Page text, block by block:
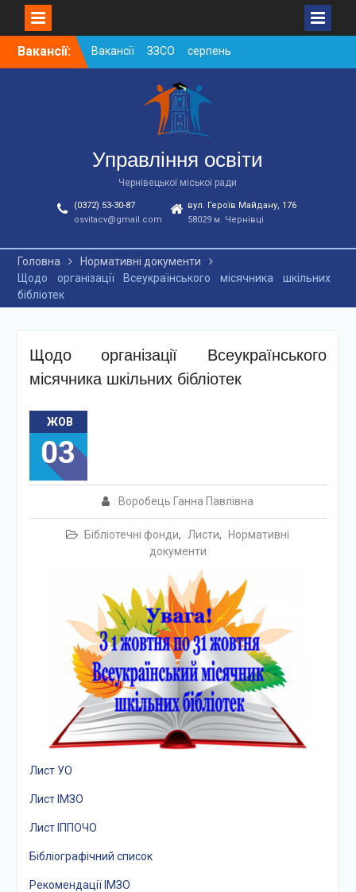
SkipВакансії:
Вакансії ЗЗСО серпень
2026
Вакансії ЗЗСО червень
Вакансії у ЗДО та
дошкільних підрозділах
ЗЗСО станом на
01.08.2026 р.
Управління освіти
Чернівецької міської ради
(0372) 53-30-87
osvitacv@gmail.com
вул. Героїв Майдану, 176
58029 м. Чернівці
Головна
Нормативні документи
Щодо організації Всеукраїнського місячника шкільних
бібліотек
Щодо організації Всеукраїнського
місячника шкільних бібліотек
ЖОВ
03
Воробець Ганна Павлівна
Бібліотечні фонди, Листи,
Нормативні
документи
Лист УО
Лист ІМЗО
Лист ІППОЧО
Бібліографічний список
Рекомендації ІМЗО